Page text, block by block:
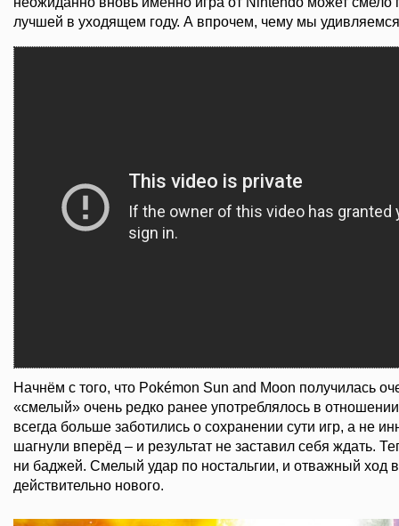
лучшей в уходящем году. А впрочем, чему мы
Начнём с того, что Pokémon Sun and Moon получилась
«смелый» очень редко ранее употреблялось в
всегда больше заботились о сохранении сути игр, а не
шагнули вперёд – и результат не заставил себя ждать.
ни баджей. Смелый удар по ностальгии, и отважный ход в
действительно нового.